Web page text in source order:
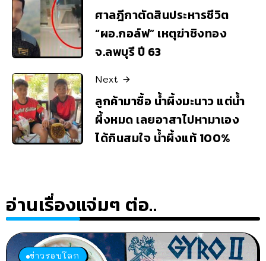
ศาลฎีกาตัดสินประหารชีวิต
“ผอ.กอล์ฟ” เหตุฆ่าชิงทอง
จ.ลพบุรี ปี 63
Next
ลูกค้ามาซื้อ น้ำผึ้งมะนาว แต่น้ำ
ผึ้งหมด เลยอาสาไปหามาเอง
ได้กินสมใจ น้ำผึ้งแท้ 100%
อ่านเรื่องแจ่มๆ ต่อ..
ข่าวรอบโลก